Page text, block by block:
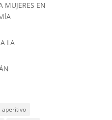
MUJERES EN
LA
aperitivo